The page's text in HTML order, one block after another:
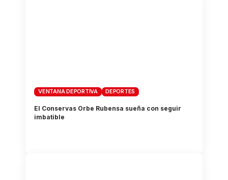
VENTANA DEPORTIVA DEPORTES
El Conservas Orbe Rubensa sueña con seguir
imbatible